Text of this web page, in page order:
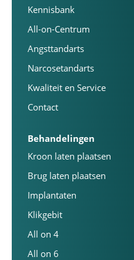
Kennisbank
All-on-Centrum
Angsttandarts
Narcosetandarts
Kwaliteit en Service
Contact
Behandelingen
Kroon laten plaatsen
Brug laten plaatsen
Implantaten
Klikgebit
All on 4
All on 6